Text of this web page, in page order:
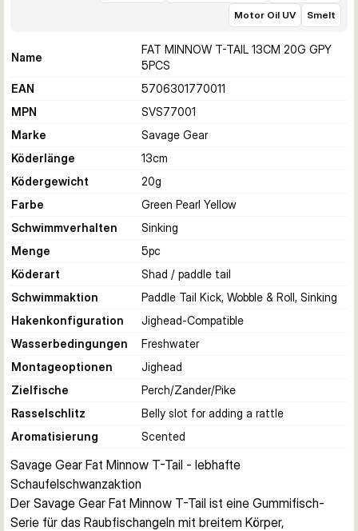
Motor Oil UV
Smelt
Name
FAT MINNOW T-TAIL 13CM 20G GPY
5PCS
EAN
5706301770011
MPN
SVS77001
Marke
Savage Gear
Köderlänge
13cm
Ködergewicht
20g
Farbe
Green Pearl Yellow
Schwimmverhalten
Sinking
Menge
5pc
Köderart
Shad / paddle tail
Schwimmaktion
Paddle Tail Kick, Wobble & Roll, Sinking
Hakenkonfiguration
Jighead-Compatible
Wasserbedingungen
Freshwater
Montageoptionen
Jighead
Zielfische
Perch/Zander/Pike
Rasselschlitz
Belly slot for adding a rattle
Aromatisierung
Scented
Savage Gear Fat Minnow T-Tail - lebhafte
Schaufelschwanzaktion
Der Savage Gear Fat Minnow T-Tail ist eine Gummifisch-
Serie für das Raubfischangeln mit breitem Körper,